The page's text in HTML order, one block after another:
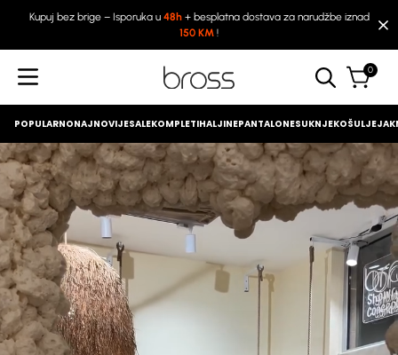
Kupuj bez brige – Isporuka u 48h+ besplatna dostava za narudžbe iznad
150 KM !
0
POPULARNONAJNOVIJESALEKOMPLETIHALJINEPANTALONESUKNJEKOŠULJE